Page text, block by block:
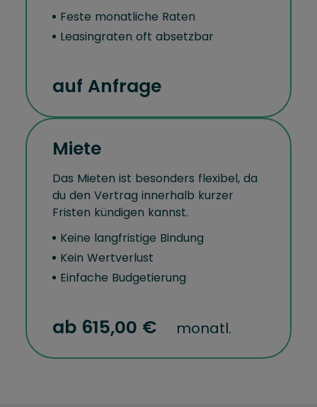
Feste monatliche Raten
Leasingraten oft absetzbar
auf Anfrage
Miete
Das Mieten ist besonders flexibel, da
du den Vertrag innerhalb kurzer
Fristen kündigen kannst.
Keine langfristige Bindung
Kein Wertverlust
Einfache Budgetierung
ab 615,00 € monatl.